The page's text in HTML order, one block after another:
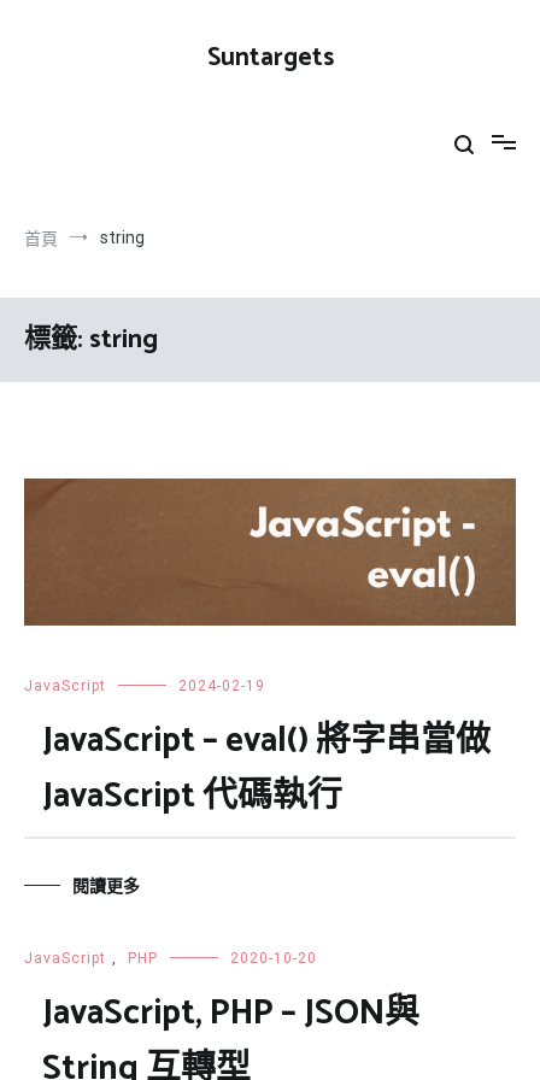
Suntargets
首頁 string
標籤:string
JavaScript 2024-02-19
JavaScript – eval() 將字串當做
JavaScript 代碼執行
閱讀更多
JavaScript , PHP 2020-10-20
JavaScript, PHP – JSON與